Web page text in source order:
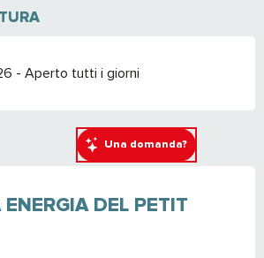
Una domanda?
- Aperto tutti i giorni
DEL PETIT